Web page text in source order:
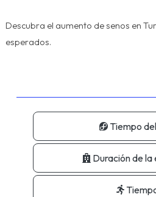
Descubra el aumento de senos en
Tiempo
Duración de